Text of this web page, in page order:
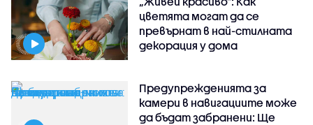
цветята могат да се
превърнат в най-стилната
декорация у дома
Предупрежденията за
камери в навигациите може
да бъдат забранени: Ще